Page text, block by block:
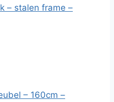
– stalen frame –
– 160cm –